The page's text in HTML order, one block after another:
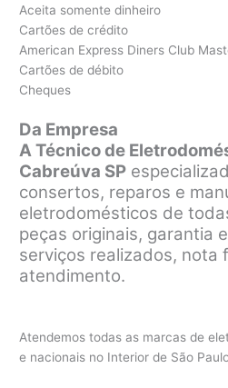
Aceita somente dinheiro
Cartões de crédito
American Express Diners Club
Cartões de débito
Cheques
Da Empresa
A Técnico de
Cabreúva SP
consertos, reparos e
eletrodomésticos de
peças originais, garantia
serviços realizados, nota
atendimento.
Atendemos todas as marcas de
e nacionais no Interior de São